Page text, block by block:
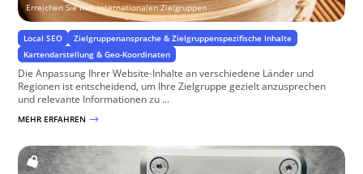
Erreichen Sie Ihre internationalen Zielgruppen
Local SEO
Zielgruppenansprache & Zielgruppenspezifische Inhalte
Kartendarstellung & Geo-Koordinaten
Die Anpassung Ihrer Website-Inhalte an verschiedene Länder und
Regionen ist entscheidend, um Ihre Zielgruppe gezielt anzusprechen
und relevante Informationen zu ...
MEHR ERFAHREN $